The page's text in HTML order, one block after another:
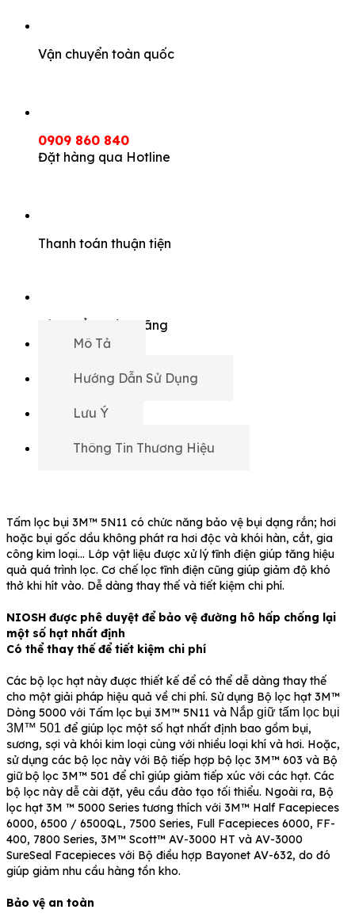
Vận chuyển toàn quốc
0909 860 840
Đặt hàng qua Hotline
Thanh toán thuận tiện
Sản phẩm chính hãng
Mô Tả
Hướng Dẫn Sử Dụng
Lưu Ý
Thông Tin Thương Hiệu
Tấm lọc bụi 3M™ 5N11 có chức năng bảo vệ bụi dạng rắn; hơi
hoặc bụi gốc dầu không phát ra hơi độc và khói hàn, cắt, gia
công kim loại… Lớp vật liệu được xử lý tĩnh điện giúp tăng hiệu
quả quá trình lọc. Cơ chế lọc tĩnh điện cũng giúp giảm độ khó
thở khi hít vào. Dễ dàng thay thế và tiết kiệm chi phí.
NIOSH được phê duyệt để bảo vệ đường hô hấp chống lại
một số hạt nhất định
Có thể thay thế để tiết kiệm chi phí
Các bộ lọc hạt này được thiết kế để có thể dễ dàng thay thế
cho một giải pháp hiệu quả về chi phí. Sử dụng Bộ lọc hạt 3M™
Dòng 5000 với Tấm lọc bụi 3M™ 5N11 và Nắp giữ tấm lọc bụi
3M™ 501 để giúp lọc một số hạt nhất định bao gồm bụi,
sương, sợi và khói kim loại cùng với nhiều loại khí và hơi. Hoặc,
sử dụng các bộ lọc này với Bộ tiếp hợp bộ lọc 3M™ 603 và Bộ
giữ bộ lọc 3M™ 501 để chỉ giúp giảm tiếp xúc với các hạt. Các
bộ lọc này dễ cài đặt, yêu cầu đào tạo tối thiểu. Ngoài ra, Bộ
lọc hạt 3M ™ 5000 Series tương thích với 3M™ Half Facepieces
6000, 6500 / 6500QL, 7500 Series, Full Facepieces 6000, FF-
400, 7800 Series, 3M™ Scott™ AV-3000 HT và AV-3000
SureSeal Facepieces với Bộ điều hợp Bayonet AV-632, do đó
giúp giảm nhu cầu hàng tồn kho.
Bảo vệ an toàn